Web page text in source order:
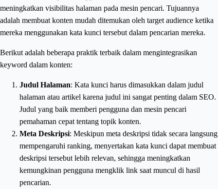
meningkatkan visibilitas halaman pada mesin pencari. Tujuannya
adalah membuat konten mudah ditemukan oleh target audience ketika
mereka menggunakan kata kunci tersebut dalam pencarian mereka.
Berikut adalah beberapa praktik terbaik dalam mengintegrasikan
keyword dalam konten:
Judul Halaman: Kata kunci harus dimasukkan dalam judul
halaman atau artikel karena judul ini sangat penting dalam SEO.
Judul yang baik memberi pengguna dan mesin pencari
pemahaman cepat tentang topik konten.
Meta Deskripsi: Meskipun meta deskripsi tidak secara langsung
mempengaruhi ranking, menyertakan kata kunci dapat membuat
deskripsi tersebut lebih relevan, sehingga meningkatkan
kemungkinan pengguna mengklik link saat muncul di hasil
pencarian.